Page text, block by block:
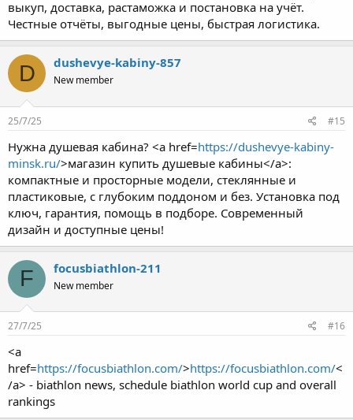
выкуп, доставка, растаможка и постановка на учёт.
Честные отчёты, выгодные цены, быстрая логистика.
D dushevye-kabiny-857
New member
25/7/25 #15
Нужна душевая кабина? <a href=https://dushevye-kabiny-
minsk.ru/>магазин купить душевые кабины</a>:
компактные и просторные модели, стеклянные и
пластиковые, с глубоким поддоном и без. Установка под
ключ, гарантия, помощь в подборе. Современный
дизайн и доступные цены!
F focusbiathlon-211
New member
27/7/25 #16
<a
href=https://focusbiathlon.com/>https://focusbiathlon.com/<
/a> - biathlon news, schedule biathlon world cup and overall
rankings